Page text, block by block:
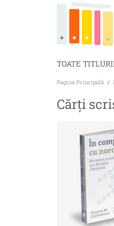
TOATE
Pagina Principală /
Cărți